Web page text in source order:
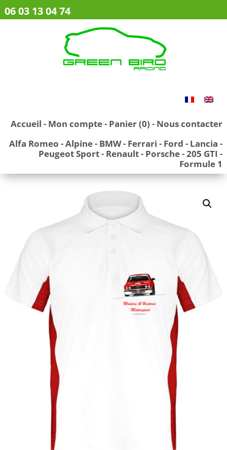
06 03 13 04 74
Accueil - Mon compte- Panier (0) - Nous contacter
Alfa Romeo -Alpine- BMW- Ferrari - Ford - Lancia -
Peugeot Sport- Renault- Porsche-205 GTI -
Formule 1